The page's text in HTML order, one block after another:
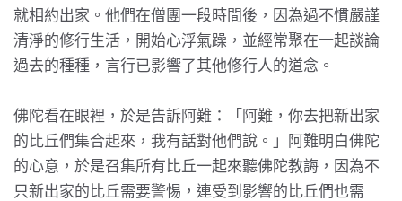
就相約出家。他們在僧團一段時間後，因為過不慣嚴謹
清淨的修行生活，開始心浮氣躁，並經常聚在一起談論
過去的種種，言行已影響了其他修行人的道念。
佛陀看在眼裡，於是告訴阿難：「阿難，你去把新出家
的比丘們集合起來，我有話對他們說。」阿難明白佛陀
的心意，於是召集所有比丘一起來聽佛陀教誨，因為不
只新出家的比丘需要警惕，連受到影響的比丘們也需